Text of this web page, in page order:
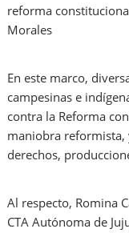
reforma
Morales
En este marco,
campesinas e
contra la Reforma
maniobra reformista,
derechos,
Al respecto, Romina
CTA Autónoma de